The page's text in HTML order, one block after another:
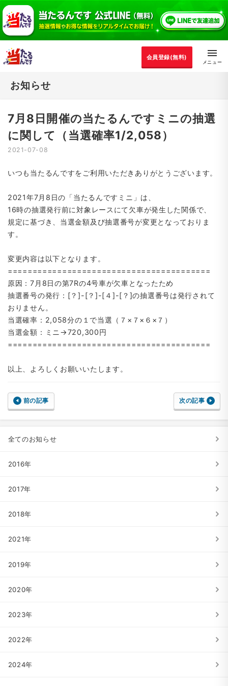
会員登録(無料)
お知らせ
7月8日開催の当たるんですミニの抽選
に関して（当選確率1/2,058）
2021-07-08
いつも当たるんですをご利用いただきありがとうございます。
2021年7月8日の「当たるんですミニ」は、
16時の抽選発行前に対象レースにて欠車が発生した関係で、
規定に基づき、当選金額及び抽選番号が変更となっておりま
す。
変更内容は以下となります。
=========================================
原因：7月8日の第7Rの4号車が欠車となったため
抽選番号の発行：[？]-[？]-[４]-[？]の抽選番号は発行されて
おりません。
当選確率：2,058分の１で当選（７×７×６×７）
当選金額：ミニ→720,300円
=========================================
以上、よろしくお願いいたします。
前の記事 次の記事
全てのお知らせ
2016年
2017年
2018年
2021年
2019年
2020年
2023年
2022年
2024年